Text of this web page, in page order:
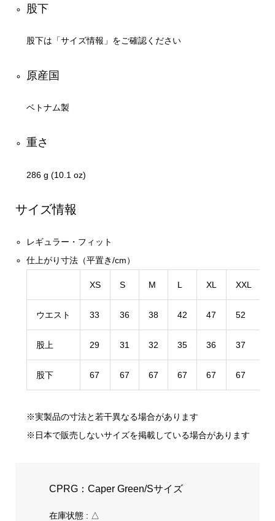
股下
股下は「サイズ情報」をご確認ください
原産国
ベトナム製
重さ
286 g (10.1 oz)
サイズ情報
レギュラー・フィット
仕上がり寸法（平置き/cm）
XS S M L XL XXL
ウエスト 33 36 38 42 47 52
股上 29 31 32 35 36 37
股下 67 67 67 67 67 67
※実製品の寸法と若干異なる場合があります
※日本で販売しないサイズを掲載している場合があります
CPRG：Caper Green/Sサイズ
在庫状態 : △